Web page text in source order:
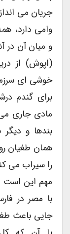
جریان می
وامی دارد،
(اپوش) از
خوشی ای
برای گندم
بندها و
همان طغیان
را سیراب می
مهم این است
با مصر در
جایی باعث